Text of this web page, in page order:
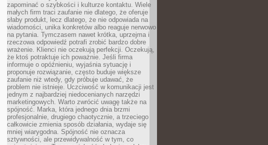
zapominać o szybkości i kulturze kontaktu. Wiele
małych firm traci zaufanie nie dlatego, że oferuje
słaby produkt, lecz dlatego, że nie odpowiada na
wiadomości, unika konkretów albo reaguje nerwowo
na pytania. Tymczasem nawet krótka, uprzejma i
rzeczowa odpowiedź potrafi zrobić bardzo dobre
wrażenie. Klienci nie oczekują perfekcji. Oczekują,
że ktoś potraktuje ich poważnie. Jeśli firma
informuje o opóźnieniu, wyjaśnia sytuację i
proponuje rozwiązanie, często buduje większe
zaufanie niż wtedy, gdy próbuje udawać, że
problem nie istnieje. Uczciwość w komunikacji jest
jednym z najbardziej niedocenianych narzędzi
marketingowych. Warto zwrócić uwagę także na
spójność. Marka, która jednego dnia brzmi
profesjonalnie, drugiego chaotycznie, a trzeciego
całkowicie zmienia sposób działania, wydaje się
mniej wiarygodna. Spójność nie oznacza
sztywności, ale przewidywalność w tym, co